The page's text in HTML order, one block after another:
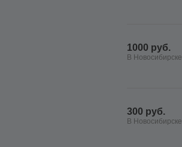
1000 руб.
В Новосибирске
300 руб.
В Новосибирске